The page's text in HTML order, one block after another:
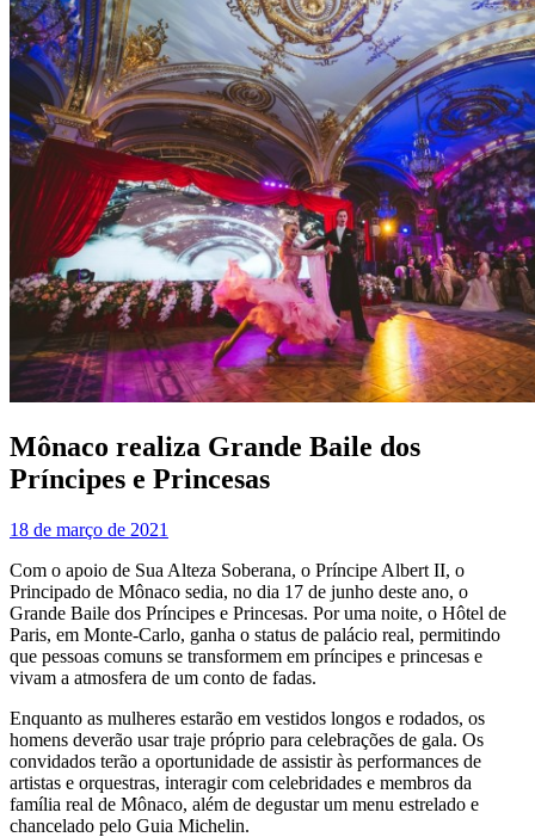
Mônaco realiza Grande Baile dos
Príncipes e Princesas
18 de março de 2021
Com o apoio de Sua Alteza Soberana, o Príncipe Albert II, o
Principado de Mônaco sedia, no dia 17 de junho deste ano, o
Grande Baile dos Príncipes e Princesas. Por uma noite, o Hôtel de
Paris, em Monte-Carlo, ganha o status de palácio real, permitindo
que pessoas comuns se transformem em príncipes e princesas e
vivam a atmosfera de um conto de fadas.
Enquanto as mulheres estarão em vestidos longos e rodados, os
homens deverão usar traje próprio para celebrações de gala. Os
convidados terão a oportunidade de assistir às performances de
artistas e orquestras, interagir com celebridades e membros da
família real de Mônaco, além de degustar um menu estrelado e
chancelado pelo Guia Michelin.